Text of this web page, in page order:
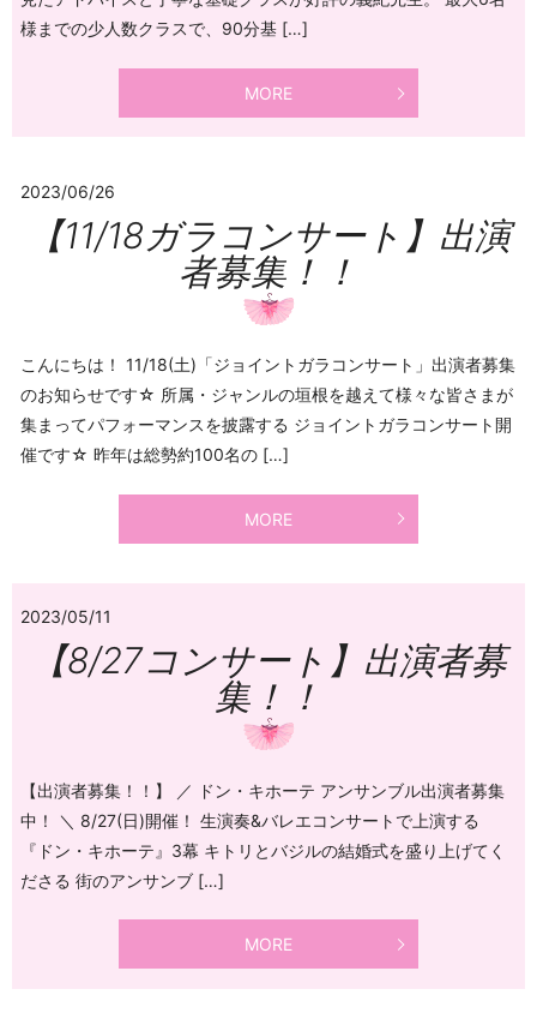
様までの少人数クラスで、90分基 […]
MORE
2023/06/26
【11/18ガラコンサート】出演
者募集！！
こんにちは！ 11/18(土)「ジョイントガラコンサート」出演者募集
のお知らせです☆ 所属・ジャンルの垣根を越えて様々な皆さまが
集まってパフォーマンスを披露する ジョイントガラコンサート開
催です☆ 昨年は総勢約100名の […]
MORE
2023/05/11
【8/27コンサート】出演者募
集！！
【出演者募集！！】 ／ ドン・キホーテ アンサンブル出演者募集
中！ ＼ 8/27(日)開催！ 生演奏&バレエコンサートで上演する
『ドン・キホーテ』3幕 キトリとバジルの結婚式を盛り上げてく
ださる 街のアンサンブ […]
MORE